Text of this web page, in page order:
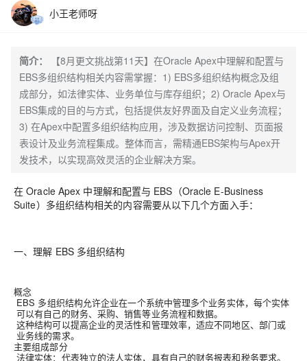
小王老师呀
简介：
【8月更文挑战第11天】在Oracle Apex中理解和配置与
EBS多组织结构相关内容需掌握：1) EBS多组织结构概念及组
成部分，如法律实体、业务单位与库存组织；2) Oracle Apex与
EBS集成的目的与方式，包括提供友好界面及自定义业务流程；
3) 在Apex中配置多组织结构应用，涉及数据访问控制、页面报
表设计及业务流程集成。整体而言，需精通EBS架构与Apex开
发技术，以实现高效灵活的企业解决方案。
在 Oracle Apex 中理解和配置与 EBS（Oracle E-Business
Suite）多组织结构相关的内容需要从以下几个方面入手：
一、理解 EBS 多组织结构
概念
EBS 多组织结构允许企业在一个系统中管理多个业务实体，每个实体
可以有自己的财务、采购、销售等业务流程和数据。
这种结构可以提高企业的灵活性和管理效率，适应不同地区、部门或
业务线的需求。
主要组成部分
法律实体：代表独立的法人实体，具有自己的财务报表和税务要求。